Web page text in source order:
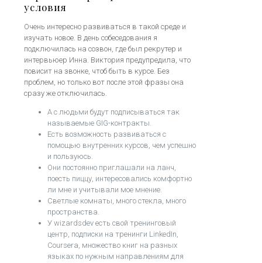
условия
Очень интересно развиваться в такой среде и
изучать новое. В день собеседования я
подключилась на созвон, где был рекрутер и
интервьюер Инна. Виктория предупредила, что
повисит на звонке, чтоб быть в курсе. Без
проблем, но только вот после этой фразы она
сразу же отключилась.
А с людьми будут подписываться так
называемые GIG-контракты.
Есть возможность развиваться с
помощью внутренних курсов, чем успешно
и пользуюсь.
Они постоянно приглашали на ланч,
поесть пиццу, интересовались комфортно
ли мне и учитывали мое мнение.
Светлые комнаты, много стекла, много
пространства.
У wizardsdev есть свой тренинговый
центр, подписки на тренинги LinkedIn,
Coursera, множество книг на разных
языках по нужным направлениям для